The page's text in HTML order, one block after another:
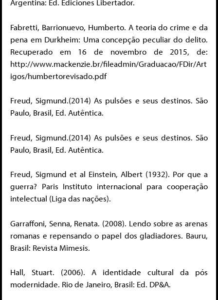
Argentina: Ed. Ediciones Libertador.
Fabretti, Barrionuevo, Humberto. A teoria do crime e da
pena em Durkheim: Uma concepção peculiar do delito.
Recuperado em 16 de novembro de 2015, de:
http://www.mackenzie.br/fileadmin/Graduacao/FDir/Art
igos/humbertorevisado.pdf
Freud, Sigmund.(2014) As pulsões e seus destinos. São
Paulo, Brasil, Ed. Autêntica.
Freud, Sigmund.(2014) As pulsões e seus destinos. São
Paulo, Brasil, Ed. Autêntica.
Freud, Sigmund et al Einstein, Albert (1932). Por que a
guerra? Paris Instituto internacional para cooperação
intelectual (Liga das nações).
Garraffoni, Senna, Renata. (2008). Lendo sobre as arenas
romanas e repensando o papel dos gladiadores. Bauru,
Brasil: Revista Mimesis.
Hall, Stuart. (2006). A identidade cultural da pós
modernidade. Rio de Janeiro, Brasil: Ed. DP&A.